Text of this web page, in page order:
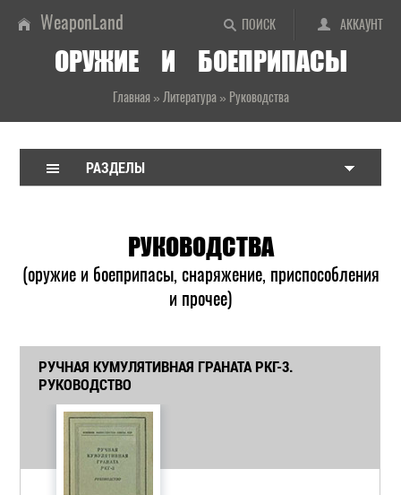
ПОИСК АККАУНТ
WeaponLand
ОРУЖИЕ И БОЕПРИПАСЫ
Главная» Литература» Руководства
РАЗДЕЛЫ
РУКОВОДСТВА
(оружие и боеприпасы, снаряжение, приспособления
и прочее)
РУЧНАЯ КУМУЛЯТИВНАЯ ГРАНАТА РКГ-3.
РУКОВОДСТВО